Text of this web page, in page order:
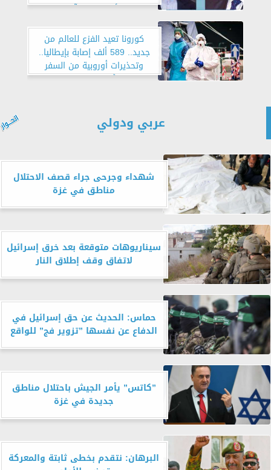
مجلس الأمن لوجود آلية لتيسير
كورونا تعيد الفزع للعالم من
جديد.. 589 ألف إصابة بإيطاليا..
وتحذيرات أوروبية من السفر
لتركيا.. وأمريكا تستعد لويلات
عربي ودولي
شهداء وجرحى جراء قصف الاحتلال
مناطق في غزة
سيناريوهات متوقعة بعد خرق إسرائيل
لاتفاق وقف إطلاق النار
حماس: الحديث عن حق إسرائيل في
الدفاع عن نفسها ”تزوير فج” للواقع
”كاتس” يأمر الجيش باحتلال مناطق
جديدة في غزة
البرهان: نتقدم بخطى ثابتة والمعركة